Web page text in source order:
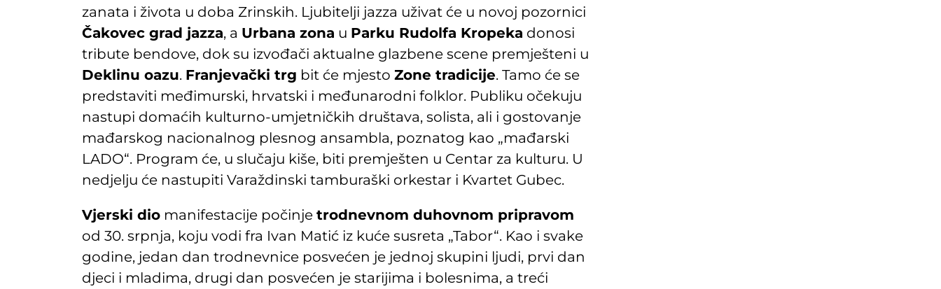
zanata i života u doba Zrinskih. Ljubitelji jazza uživat će u novoj pozornici
Čakovec grad jazza, a Urbana zona u Parku Rudolfa Kropeka donosi
tribute bendove, dok su izvođači aktualne glazbene scene premješteni u
Deklinu oazu. Franjevački trg bit će mjesto Zone tradicije. Tamo će se
predstaviti međimurski, hrvatski i međunarodni folklor. Publiku očekuju
nastupi domaćih kulturno-umjetničkih društava, solista, ali i gostovanje
mađarskog nacionalnog plesnog ansambla, poznatog kao „mađarski
LADO“. Program će, u slučaju kiše, biti premješten u Centar za kulturu. U
nedjelju će nastupiti Varaždinski tamburaški orkestar i Kvartet Gubec.
Vjerski dio manifestacije počinje trodnevnom duhovnom pripravom
od 30. srpnja, koju vodi fra Ivan Matić iz kuće susreta „Tabor“. Kao i svake
godine, jedan dan trodnevnice posvećen je jednoj skupini ljudi, prvi dan
djeci i mladima, drugi dan posvećen je starijima i bolesnima, a treći